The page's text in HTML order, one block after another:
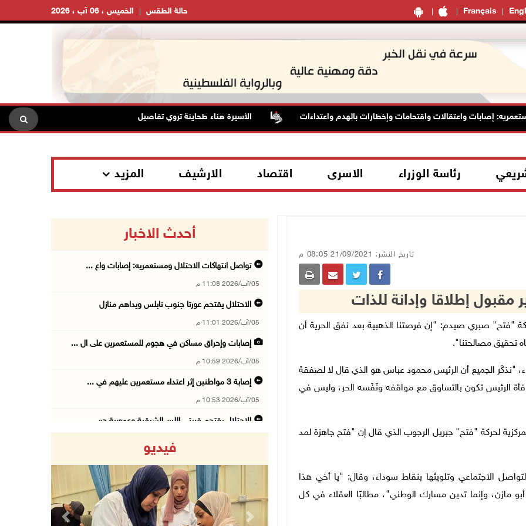
Français الخميس ، 06 آب ، 2026 حالة الطقس
إصابات واعتقالات واقتحامات وإخطارات بالهدم واعتداءات الأسيرة هناء طحاينة تروي تفاصيل اعتقالها: حُرمت من وداع أطفالها وتعرضت
رئاسة الوزراء الاسرى اقتصاد الارشيف المزيد
تاريخ النشر: 21/09/2021 08:05 م
إطلاقا وإدانة للذات
لحركة "فتح" صبري صيدم: "إن فرصتنا الذهبية بعد نفق الحرية أن
تحقيق مصالحتنا".
"نذكّر الجميع أن الرئيس محمود عباس هو الذي قال لا لصفقة
الرئيس تكون بالتساوق مع مواقفه ونَفَسه الحر، وليس في
لحركة "فتح" جبريل الرجوب الذي قال إن "فتح جاهزة لمد
الاجتماعي وتلويثها بنقاط سوداء، وقال: "يا أخي هذا
مازن، وإنما تدين مسارك الوطني"، مطالبًا العقلاء في كل
أحدث الاخبار
تواصل انتهاكات الاحتلال ومستعمريه: إصابات واع ...
05/آب/2026 11:08 م
الاحتلال يقتحم عورتا جنوب نابلس ويداهم منازل
05/آب/2026 11:01 م
إصابات وإحراق مساكن في هجوم للمستعمرين على ال ...
05/آب/2026 10:59 م
إصابة 3 مواطنين إثر اعتداء مستعمرين عليهم في ...
05/آب/2026 10:53 م
الاحتلال يقتحم قريتي اللبن الشرقية وعمورية جن ...
مستعمرون يقتحمون بيت فجار جنوب بيت لحم
05/آب/2026 10:19 م
فيديو
Previous Next